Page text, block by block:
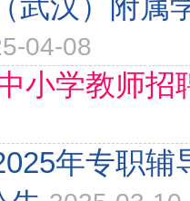
武汉）附属
04-08
小学教师招
年专职辅